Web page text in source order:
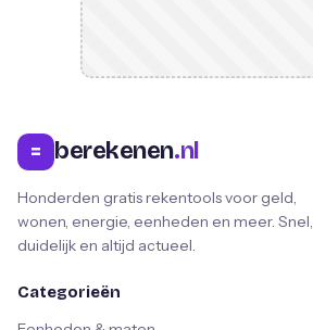
= berekenen.nl
Honderden gratis rekentools voor geld,
wonen, energie, eenheden en meer. Snel,
duidelijk en altijd actueel.
Categorieën